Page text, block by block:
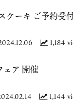
ケーキ ご予約受
1,184
ェア 開催
1,144